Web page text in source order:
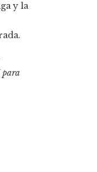
y la
para